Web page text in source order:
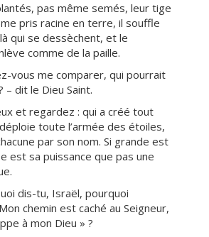
pas même semés, leur tige
pris racine en terre, il souffle
qui se dessèchent, et le
comme de la paille.
vous me comparer, qui pourrait
– dit le Dieu Saint.
et regardez : qui a créé tout
toute l’armée des étoiles,
par son nom. Si grande est
est sa puissance que pas une
dis-tu, Israël, pourquoi
chemin est caché au Seigneur,
à mon Dieu » ?